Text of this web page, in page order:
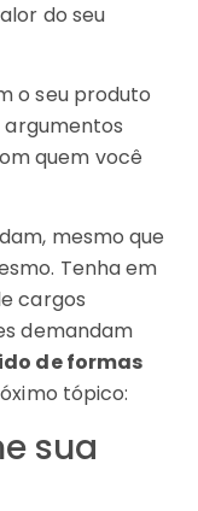
do seu
o seu produto
argumentos
quem você
mesmo que
Tenha em
cargos
demandam
de formas
tópico:
sua